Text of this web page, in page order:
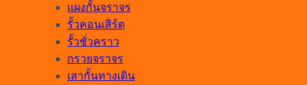
แผงกั้นจราจร
รั้วคอนเสิร์ต
รั้วชั่วคราว
กรวยจราจร
เสากั้นทางเดิน